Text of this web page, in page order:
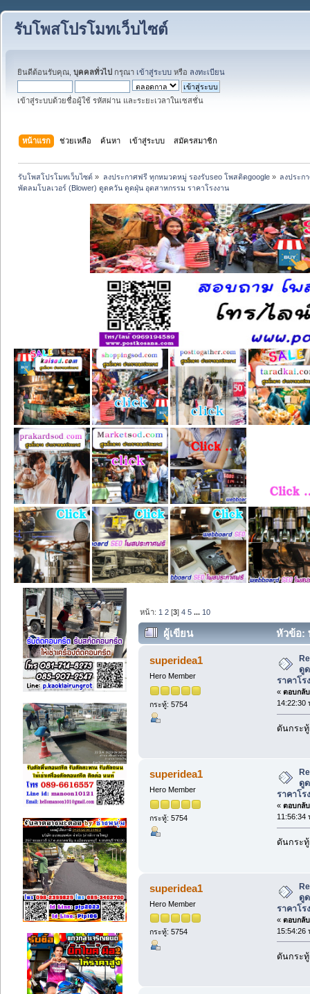
รับโพสโปรโมทเว็บไซต์
ยินดีต้อนรับคุณ, บุคคลทั่วไป กรุณา เข้าสู่ระบบ หรือ ลงทะเบียน
เข้าสู่ระบบด้วยชื่อผู้ใช้ รหัสผ่าน และระยะเวลาในเซสชั่น
หน้าแรก ช่วยเหลือ ค้นหา เข้าสู่ระบบ สมัครสมาชิก
รับโพสโปรโมทเว็บไซต์ » ลงประกาศฟรี ทุกหมวดหมู่ รองรับseo โพสติดgoogle» ลงประก
พัดลมโบลเวอร์ (Blower) ดูดควัน ดูดฝุ่น อุตสาหกรรม ราคาโรงงาน
หน้า: 1 2 [3]4 5 ... 10
ผู้เขียน
หัวข้อ:
ราคาโรงงาน (อ่าน 1177 ครั้ง)
superidea1
Hero Member
กระทู้: 5754
ดู
ราคาโร
« ตอบกลั
14:22:30
ดันกระทู้
superidea1
Hero Member
กระทู้: 5754
ดู
ราคาโร
« ตอบกลั
11:56:34
ดันกระทู้
superidea1
Hero Member
กระทู้: 5754
ดู
ราคาโร
« ตอบกลั
15:54:26
ดันกระทู้